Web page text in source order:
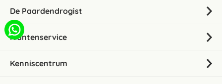
De Paardendrogist
Klantenservice
Kenniscentrum